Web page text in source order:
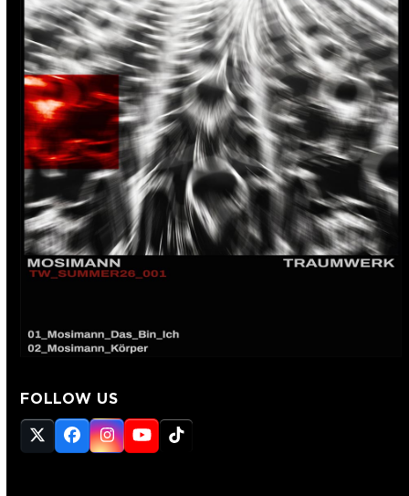
FOLLOW US
Twitter
(deprecated)
Facebook
Instagram
YouTube
Tiktok